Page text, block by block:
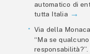
automatico di
tutta Italia
Via della
“Ma se